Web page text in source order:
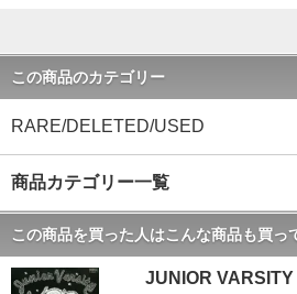
この商品のカテゴリー
RARE/DELETED/USED
商品カテゴリー一覧
この商品を買った人はこんな商品も買っ
JUNIOR